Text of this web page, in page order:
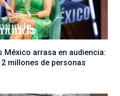
México arrasa en audiencia:
millones de personas